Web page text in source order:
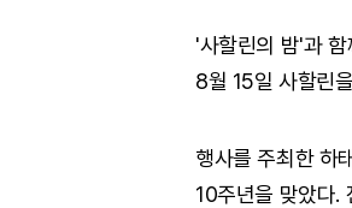
'사할린의 밤'과
8월 15일 사할린
행사를 주최한 하
10주년을 맞았다.